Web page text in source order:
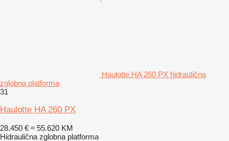
Haulotte HA 260 PX hidraulična
zglobna platforma
31
Haulotte HA 260 PX
28.450 € ≈ 55.620 KM
Hidraulična zglobna platforma